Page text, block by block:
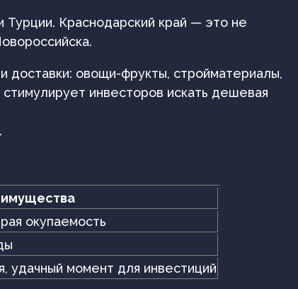
Турции. Краснодарский край — это не
доставки: овощи-фрукты, стройматериалы,
инвесторов искать дешевая
окупаемость
удачный момент для инвестиций